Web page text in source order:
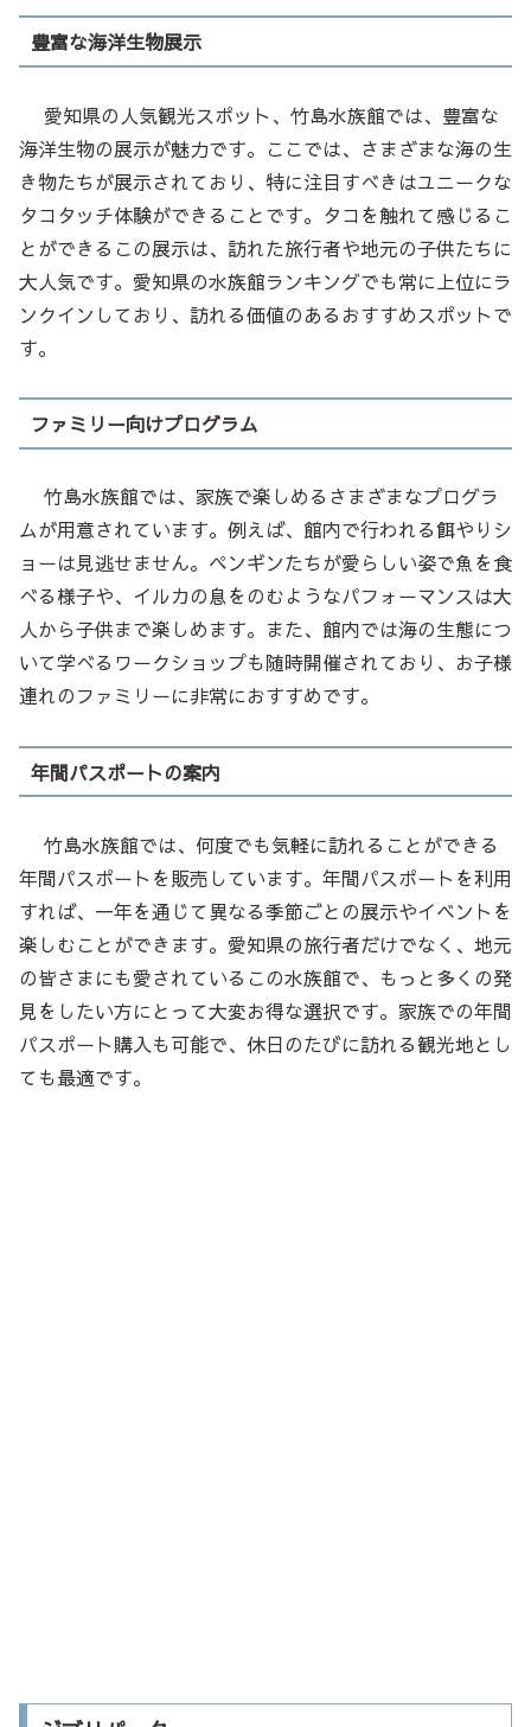
豊富な海洋生物展示
愛知県の人気観光スポット、竹島水族館では、豊富な
海洋生物の展示が魅力です。ここでは、さまざまな海の生
き物たちが展示されており、特に注目すべきはユニークな
タコタッチ体験ができることです。タコを触れて感じるこ
とができるこの展示は、訪れた旅行者や地元の子供たちに
大人気です。愛知県の水族館ランキングでも常に上位にラ
ンクインしており、訪れる価値のあるおすすめスポットで
す。
ファミリー向けプログラム
竹島水族館では、家族で楽しめるさまざまなプログラ
ムが用意されています。例えば、館内で行われる餌やりシ
ョーは見逃せません。ペンギンたちが愛らしい姿で魚を食
べる様子や、イルカの息をのむようなパフォーマンスは大
人から子供まで楽しめます。また、館内では海の生態につ
いて学べるワークショップも随時開催されており、お子様
連れのファミリーに非常におすすめです。
年間パスポートの案内
竹島水族館では、何度でも気軽に訪れることができる
年間パスポートを販売しています。年間パスポートを利用
すれば、一年を通じて異なる季節ごとの展示やイベントを
楽しむことができます。愛知県の旅行者だけでなく、地元
の皆さまにも愛されているこの水族館で、もっと多くの発
見をしたい方にとって大変お得な選択です。家族での年間
パスポート購入も可能で、休日のたびに訪れる観光地とし
ても最適です。